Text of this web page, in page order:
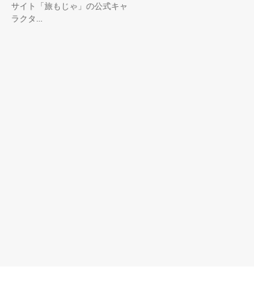
サイト「旅もじゃ」の公式キャ
ラクタ...